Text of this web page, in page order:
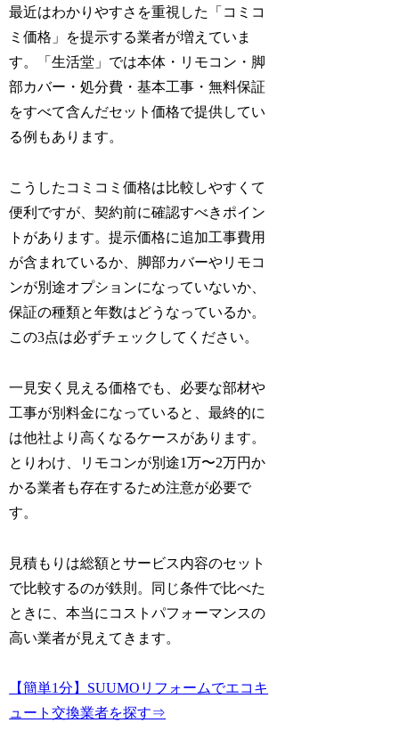
最近はわかりやすさを重視した「コミコ
ミ価格」を提示する業者が増えていま
す。「生活堂」では本体・リモコン・脚
部カバー・処分費・基本工事・無料保証
をすべて含んだセット価格で提供してい
る例もあります。
こうしたコミコミ価格は比較しやすくて
便利ですが、契約前に確認すべきポイン
トがあります。提示価格に追加工事費用
が含まれているか、脚部カバーやリモコ
ンが別途オプションになっていないか、
保証の種類と年数はどうなっているか。
この3点は必ずチェックしてください。
一見安く見える価格でも、必要な部材や
工事が別料金になっていると、最終的に
は他社より高くなるケースがあります。
とりわけ、リモコンが別途1万〜2万円か
かる業者も存在するため注意が必要で
す。
見積もりは総額とサービス内容のセット
で比較するのが鉄則。同じ条件で比べた
ときに、本当にコストパフォーマンスの
高い業者が見えてきます。
【簡単1分】SUUMOリフォームでエコキ
ュート交換業者を探す⇒